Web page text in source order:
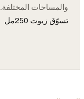
والمساحات المختلفة.
تسوّق زيوت 250مل